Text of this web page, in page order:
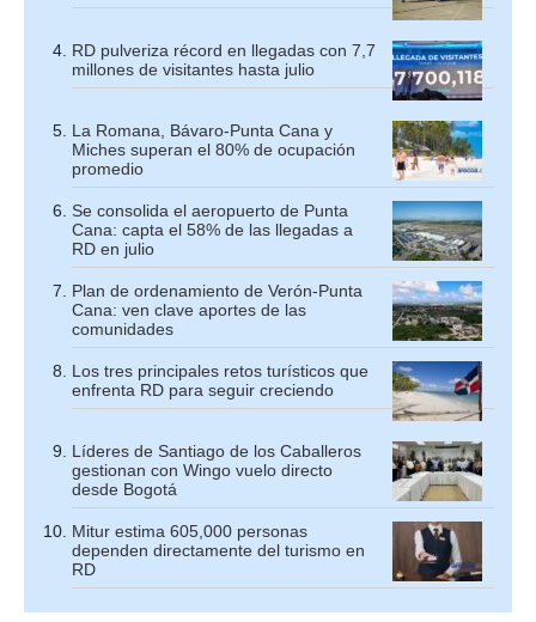
RD pulveriza récord en llegadas con 7,7
millones de visitantes hasta julio
La Romana, Bávaro-Punta Cana y
Miches superan el 80% de ocupación
promedio
Se consolida el aeropuerto de Punta
Cana: capta el 58% de las llegadas a
RD en julio
Plan de ordenamiento de Verón-Punta
Cana: ven clave aportes de las
comunidades
Los tres principales retos turísticos que
enfrenta RD para seguir creciendo
Líderes de Santiago de los Caballeros
gestionan con Wingo vuelo directo
desde Bogotá
Mitur estima 605,000 personas
dependen directamente del turismo en
RD